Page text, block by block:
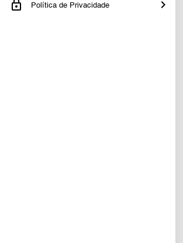
Política de Privacidade